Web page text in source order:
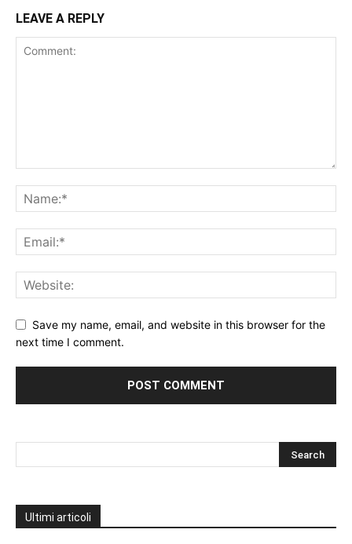
LEAVE A REPLY
Save my name, email, and website in this browser for the
next time I comment.
Ultimi articoli